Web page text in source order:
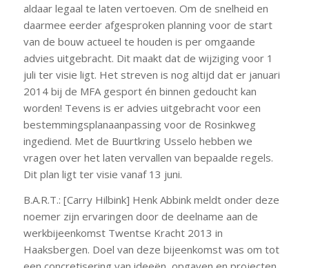
aldaar legaal te laten vertoeven. Om de snelheid en
daarmee eerder afgesproken planning voor de start
van de bouw actueel te houden is per omgaande
advies uitgebracht. Dit maakt dat de wijziging voor 1
juli ter visie ligt. Het streven is nog altijd dat er januari
2014 bij de MFA gesport én binnen gedoucht kan
worden! Tevens is er advies uitgebracht voor een
bestemmingsplanaanpassing voor de Rosinkweg
ingediend. Met de Buurtkring Usselo hebben we
vragen over het laten vervallen van bepaalde regels.
Dit plan ligt ter visie vanaf 13 juni.
B.A.R.T.: [Carry Hilbink] Henk Abbink meldt onder deze
noemer zijn ervaringen door de deelname aan de
werkbijeenkomst Twentse Kracht 2013 in
Haaksbergen. Doel van deze bijeenkomst was om tot